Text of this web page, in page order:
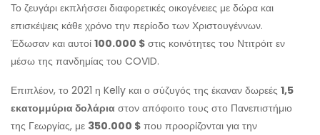
Το ζευγάρι εκπλήσσει διαφορετικές οικογένειες με δώρα και
επισκέψεις κάθε χρόνο την περίοδο των Χριστουγέννων.
Έδωσαν και αυτοί 100.000 $ στις κοινότητες του Ντιτρόιτ εν
μέσω της πανδημίας του COVID.
Επιπλέον, το 2021 η Kelly και ο σύζυγός της έκαναν δωρεές 1,5
εκατομμύρια δολάρια στον απόφοιτο τους στο Πανεπιστήμιο
της Γεωργίας, με 350.000 $ που προορίζονται για την